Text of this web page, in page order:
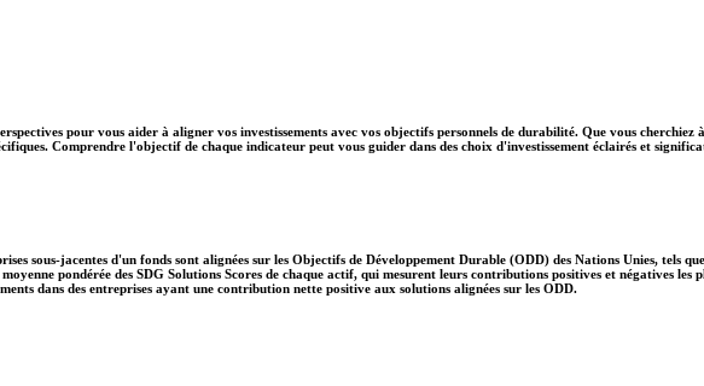
pour vous aider à aligner vos investissements avec vos objectifs personnels de durabilité. Que vous
Comprendre l'objectif de chaque indicateur peut vous guider dans des choix d'investissement éclairés et
sous-jacentes d'un fonds sont alignées sur les Objectifs de Développement Durable (ODD) des Nations Unies,
pondérée des SDG Solutions Scores de chaque actif, qui mesurent leurs contributions positives et négatives
dans des entreprises ayant une contribution nette positive aux solutions alignées sur les ODD.